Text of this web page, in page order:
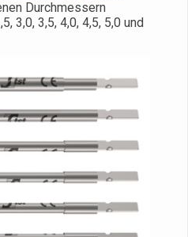
Durchmessern
3,0, 3,5, 4,0, 4,5, 5,0 und